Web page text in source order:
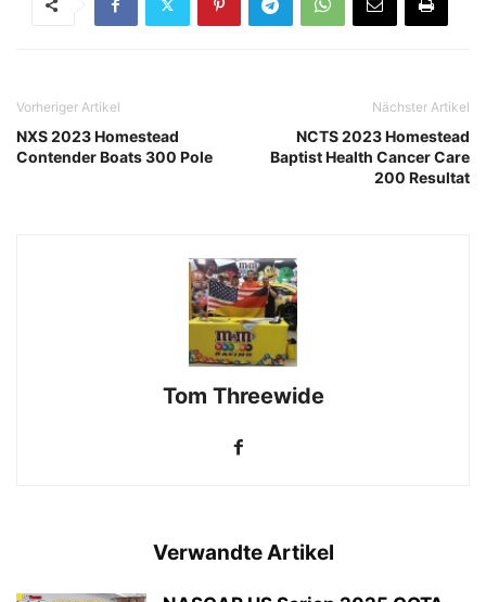
Vorheriger Artikel
NXS 2023 Homestead
Contender Boats 300 Pole
Nächster Artikel
NCTS 2023 Homestead
Baptist Health Cancer Care
200 Resultat
Tom Threewide
Verwandte Artikel